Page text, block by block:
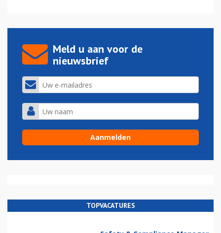
Meld u aan voor de
nieuwsbrief
TOPVACATURES